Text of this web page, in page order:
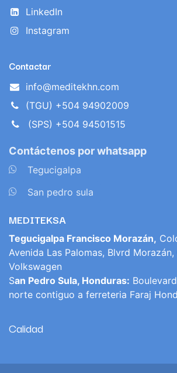
LinkedIn
Instagram
Contactar
info@meditekhn.com
(TGU) +504 94902009
(SPS) +504 94501515
Contáctenos por whatsapp
Tegucigalpa
San pedro sula
MEDITEKSA
Tegucigalpa Francisco Morazán,
Avenida Las Palomas, Blvrd
Volkswagen
San Pedro Sula, Honduras:
norte contiguo a ferreteria Faraj
Calidad